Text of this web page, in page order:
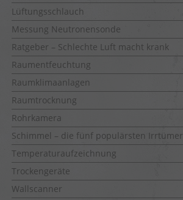
Lüftungsschlauch
Messung Neutronensonde
Ratgeber – Schlechte Luft macht krank
Raumentfeuchtung
Raumklimaanlagen
Raumtrocknung
Rohrkamera
Schimmel – die fünf populärsten Irrtümer
Temperaturaufzeichnung
Trockengeräte
Wallscanner